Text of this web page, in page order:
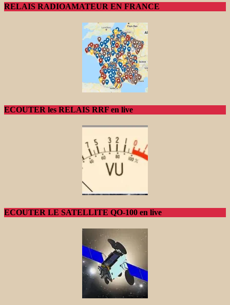
RELAIS RADIOAMATEUR EN FRANCE
ECOUTER les RELAIS RRF en live
ECOUTER LE SATELLITE QO-100 en live